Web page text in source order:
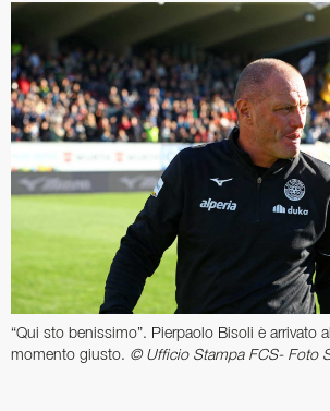
“Qui sto benissimo”. Pierpaolo Bisoli è arrivato
momento giusto. © Ufficio Stampa FCS- Foto